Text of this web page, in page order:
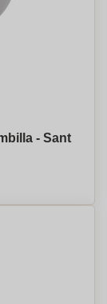
- Sant